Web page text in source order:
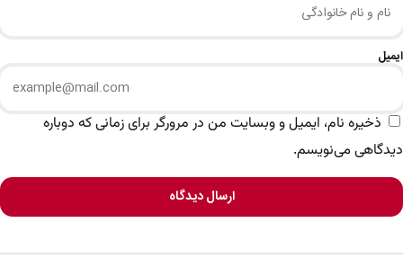
ایمیل
ذخیره نام، ایمیل و وبسایت من در مرورگر برای زمانی که دوباره
دیدگاهی می‌نویسم.
ارسال دیدگاه